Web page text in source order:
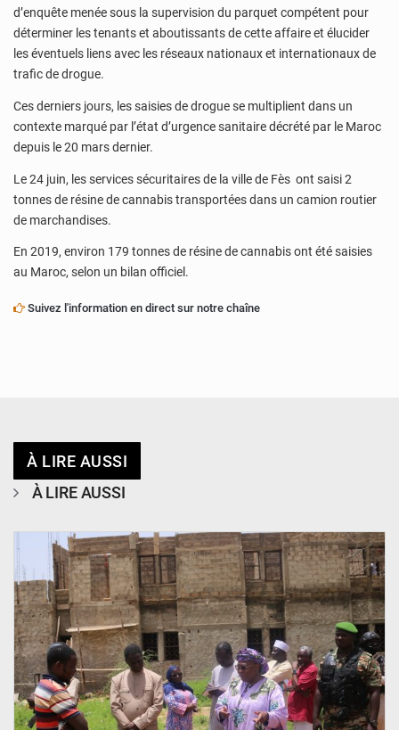
d’enquête menée sous la supervision du parquet compétent pour
déterminer les tenants et aboutissants de cette affaire et élucider
les éventuels liens avec les réseaux nationaux et internationaux de
trafic de drogue.
Ces derniers jours, les saisies de drogue se multiplient dans un
contexte marqué par l’état d’urgence sanitaire décrété par le Maroc
depuis le 20 mars dernier.
Le 24 juin, les services sécuritaires de la ville de Fès ont saisi 2
tonnes de résine de cannabis transportées dans un camion routier
de marchandises.
En 2019, environ 179 tonnes de résine de cannabis ont été saisies
au Maroc, selon un bilan officiel.
Suivez l'information en direct sur notre chaîne
À LIRE AUSSI
À LIRE AUSSI